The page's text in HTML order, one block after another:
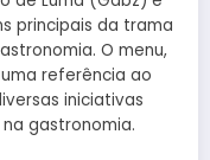
principais da trama
O menu,
uma referência ao
iniciativas
gastronomia.